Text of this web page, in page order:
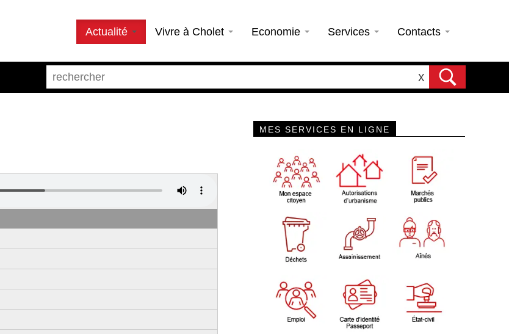
Actualité Vivre à Cholet Economie Services Contacts
X
MES SERVICES EN LIGNE